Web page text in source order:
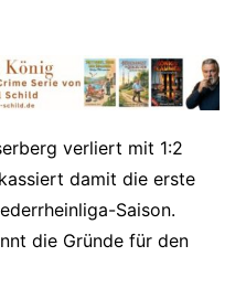
verliert mit 1:2
damit die erste
Saison.
die Gründe für den